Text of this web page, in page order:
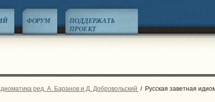
ФОРУМ
ПОДДЕРЖАТЬ
ПРОЕКТ
ред. А. Баранов и Д. Добровольский / Русская заветная